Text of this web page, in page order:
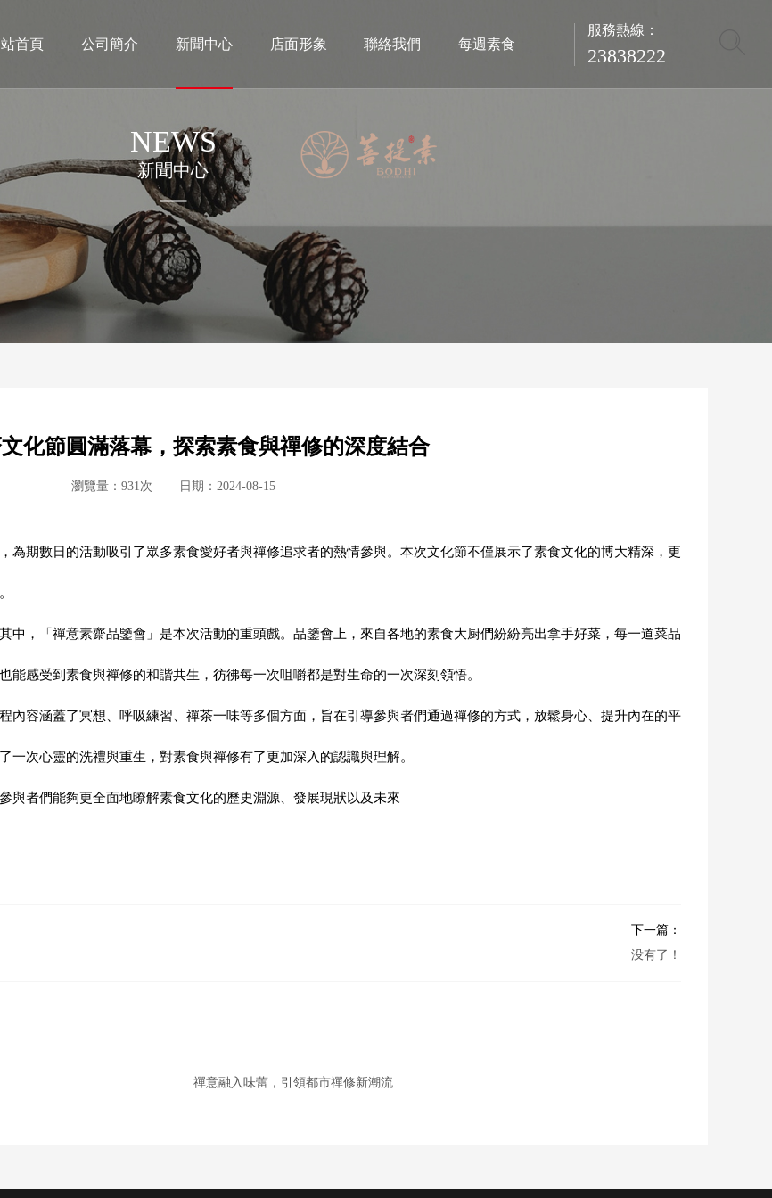
首頁 公司簡介 新聞中心 店面形象 聯絡我們 每週素食
服務熱線：
23838222
NEWS
新聞中心
化節圓滿落幕，探索素食與禪修的深度結合
瀏覽量：931次 日期：2024-08-15
為期數日的活動吸引了眾多素食愛好者與禪修追求者的熱情參與。本次文化節不僅展示了素食文化的博大精深，更
中，「禪意素齋品鑒會」是本次活動的重頭戲。品鑒會上，來自各地的素食大厨們紛紛亮出拿手好菜，每一道菜品
感受到素食與禪修的和諧共生，彷彿每一次咀嚼都是對生命的一次深刻領悟。
內容涵蓋了冥想、呼吸練習、禪茶一味等多個方面，旨在引導參與者們通過禪修的方式，放鬆身心、提升內在的平
次心靈的洗禮與重生，對素食與禪修有了更加深入的認識與理解。
與者們能夠更全面地瞭解素食文化的歷史淵源、發展現狀以及未來
下一篇：
没有了！
禪意融入味蕾，引領都市禪修新潮流